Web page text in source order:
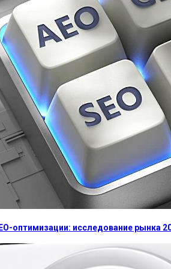
оптимизации: исследование рынка